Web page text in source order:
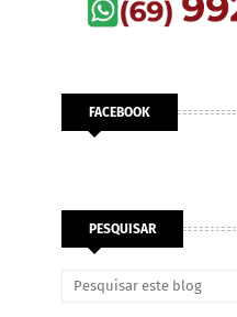
FACEBOOK
PESQUISAR